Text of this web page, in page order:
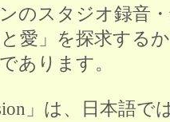
のスタジオ録音
愛」を探求する
あります。
」は、日本語で